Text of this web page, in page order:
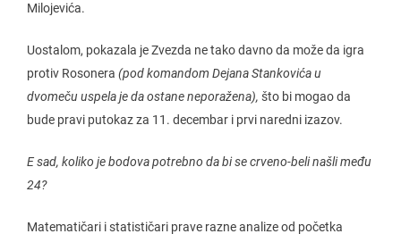
Milojevića.
Uostalom, pokazala je Zvezda ne tako davno da može da igra
protiv Rosonera (pod komandom Dejana Stankovića u
dvomeču uspela je da ostane neporažena), što bi mogao da
bude pravi putokaz za 11. decembar i prvi naredni izazov.
E sad, koliko je bodova potrebno da bi se crveno-beli našli među
24?
Matematičari i statističari prave razne analize od početka